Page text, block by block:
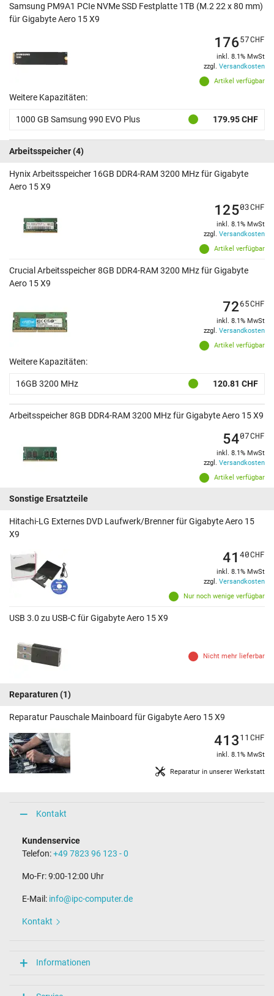
Samsung PM9A1 PCIe NVMe SSD Festplatte 1TB (M.2 22 x 80 mm)
für Gigabyte Aero 15 X9
Artikel verfügbar
17657CHF
inkl. 8.1% MwSt
zzgl. Versandkosten
Weitere Kapazitäten:
1000 GB Samsung 990 EVO Plus 179.95 CHF
Arbeitsspeicher(4)
Hynix Arbeitsspeicher 16GB DDR4-RAM 3200 MHz für Gigabyte
Aero 15 X9
Artikel verfügbar
12503CHF
inkl. 8.1% MwSt
zzgl. Versandkosten
Crucial Arbeitsspeicher 8GB DDR4-RAM 3200 MHz für Gigabyte
Aero 15 X9
Artikel verfügbar
7265CHF
inkl. 8.1% MwSt
zzgl. Versandkosten
Weitere Kapazitäten:
16GB 3200 MHz 120.81 CHF
Arbeitsspeicher 8GB DDR4-RAM 3200 MHz für Gigabyte Aero 15 X9
Artikel verfügbar
5407CHF
inkl. 8.1% MwSt
zzgl. Versandkosten
Sonstige Ersatzteile
Hitachi-LG Externes DVD Laufwerk/Brenner für Gigabyte Aero 15
X9
Nur noch wenige verfügbar
41 40CHF
inkl. 8.1% MwSt
zzgl. Versandkosten
USB 3.0 zu USB-C für Gigabyte Aero 15 X9
Nicht mehr lieferbar
Reparaturen (1)
Reparatur Pauschale Mainboard für Gigabyte Aero 15 X9
Reparatur in unserer Werkstatt
41311 CHF
inkl. 8.1% MwSt
Kontakt
Kundenservice
Telefon:+49 7823 96 123 - 0
Mo-Fr: 9:00-12:00 Uhr
E-Mail: info@ipc-computer.de
Kontakt
Informationen